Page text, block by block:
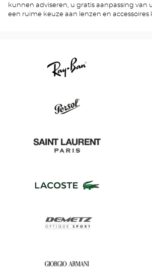
kunnen adviseren, u gratis aanpassing van
een ruime keuze aan lenzen en
Laurent